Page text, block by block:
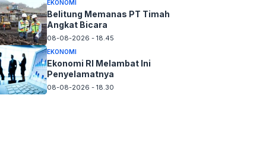
EKONOMI
Belitung Memanas PT Timah
Angkat Bicara
08-08-2026 - 18.45
EKONOMI
Ekonomi RI Melambat Ini
Penyelamatnya
08-08-2026 - 18.30